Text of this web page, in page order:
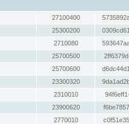
27100400
25300200
2710080
25700500
25700600
23300320
2310010
23900620
2770010